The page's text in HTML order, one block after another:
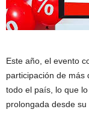
Este año, el evento
participación de más
todo el país, lo que
prolongada desde su